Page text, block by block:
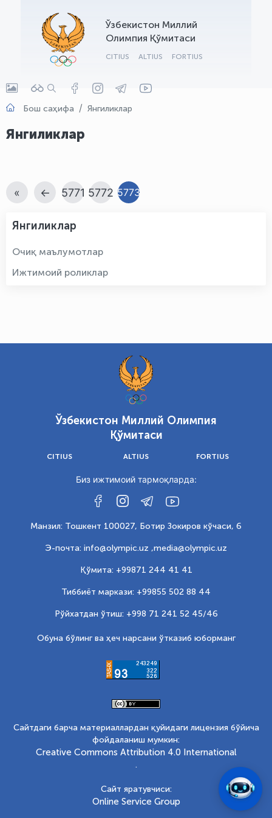
Ўзбекистон Миллий
Олимпия Қўмитаси
CITIUS ALTIUS FORTIUS
Бош саҳифа Янгиликлар
Янгиликлар
« ← 5771 5772 5773
Янгиликлар
Очиқ маълумотлар
Ижтимоий роликлар
Ўзбекистон Миллий Олимпия
Қўмитаси
CITIUS ALTIUS FORTIUS
Биз ижтимоий тармоқларда:
Манзил: Тошкент 100027, Ботир Зокиров кўчаси, 6
Э-почта: info@olympic.uz ,media@olympic.uz
Қўмита: +99871 244 41 41
Тиббиёт маркази: +99855 502 88 44
Рўйхатдан ўтиш: +998 71 241 52 45/46
Обуна бўлинг ва ҳеч нарсани ўтказиб юборманг
Сайтдаги барча материаллардан қуйидаги лицензия бўйича
фойдаланиш мумкин:
Creative Commons Attribution 4.0 International
.
Сайт яратувчиси:
Online Service Group
OLYMPCHIK AI - yordamchi
Онлайн · olympic.uz